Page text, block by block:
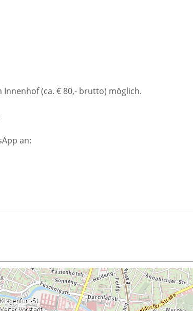
(ca. € 80,- brutto) möglich.
an: